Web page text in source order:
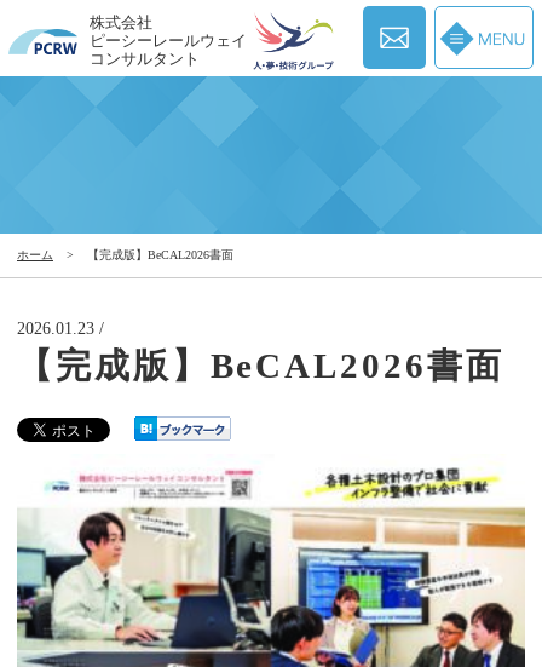
株式会社
ピーシーレールウェイ
コンサルタント
ホーム > 【完成版】BeCAL2026書面
2026.01.23 /
【完成版】BeCAL2026書面